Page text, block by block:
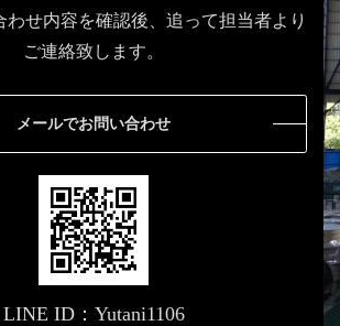
わせ内容を確認後、追って担当者より
ご連絡致します。
メールでお問い合わせ
LINE ID：Yutani1106